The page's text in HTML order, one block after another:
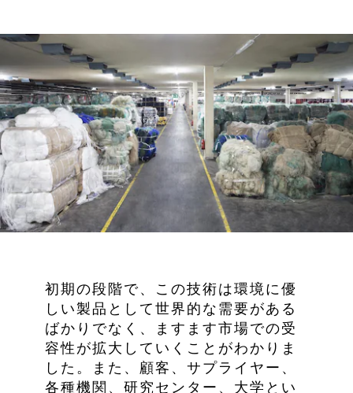
初期の段階で、この技術は環境に優
しい製品として世界的な需要がある
ばかりでなく、ますます市場での受
容性が拡大していくことがわかりま
した。また、顧客、サプライヤー、
各種機関、研究センター、大学とい